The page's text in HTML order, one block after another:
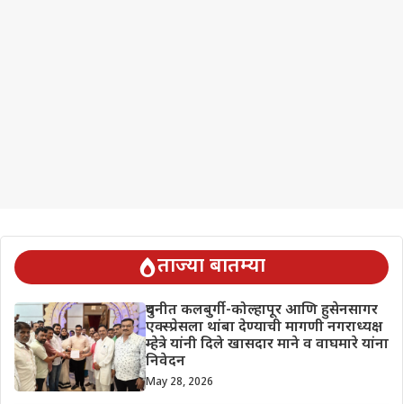
ताज्या बातम्या
दुधनीत कलबुर्गी-कोल्हापूर आणि हुसेनसागर
एक्स्प्रेसला थांबा देण्याची मागणी नगराध्यक्ष
म्हेत्रे यांनी दिले खासदार माने व वाघमारे यांना
निवेदन
May 28, 2026